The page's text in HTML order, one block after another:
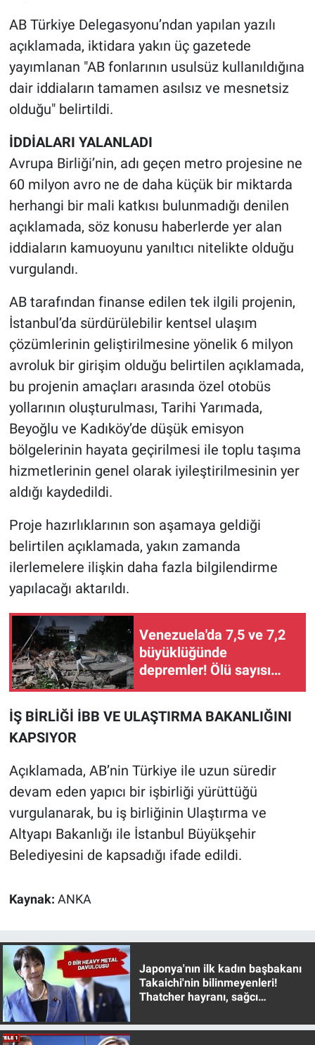
AB Türkiye Delegasyonu’ndan yapılan yazılı
açıklamada, iktidara yakın üç gazetede
yayımlanan "AB fonlarının usulsüz kullanıldığına
dair iddiaların tamamen asılsız ve mesnetsiz
olduğu" belirtildi.
İDDİALARI YALANLADI
Avrupa Birliği’nin, adı geçen metro projesine ne
60 milyon avro ne de daha küçük bir miktarda
herhangi bir mali katkısı bulunmadığı denilen
açıklamada, söz konusu haberlerde yer alan
iddiaların kamuoyunu yanıltıcı nitelikte olduğu
vurgulandı.
AB tarafından finanse edilen tek ilgili projenin,
İstanbul’da sürdürülebilir kentsel ulaşım
çözümlerinin geliştirilmesine yönelik 6 milyon
avroluk bir girişim olduğu belirtilen açıklamada,
bu projenin amaçları arasında özel otobüs
yollarının oluşturulması, Tarihi Yarımada,
Beyoğlu ve Kadıköy’de düşük emisyon
bölgelerinin hayata geçirilmesi ile toplu taşıma
hizmetlerinin genel olarak iyileştirilmesinin yer
aldığı kaydedildi.
Proje hazırlıklarının son aşamaya geldiği
belirtilen açıklamada, yakın zamanda
ilerlemelere ilişkin daha fazla bilgilendirme
yapılacağı aktarıldı.
Venezuela'da 7,5 ve 7,2
büyüklüğünde
depremler! Ölü sayısı
İŞ BİRLİĞİ İBB VE ULAŞTIRMA BAKANLIĞINI
KAPSIYOR
Açıklamada, AB’nin Türkiye ile uzun süredir
devam eden yapıcı bir işbirliği yürüttüğü
vurgulanarak, bu iş birliğinin Ulaştırma ve
Altyapı Bakanlığı ile İstanbul Büyükşehir
Belediyesini de kapsadığı ifade edildi.
Kaynak: ANKA
Japonya'nın ilk kadın başbakanı
Takaichi'nin bilinmeyenleri!
Thatcher hayranı, sağcı
Kültür Sanat
Ne demişti
Nedir
Popüler
Programlar
Sağlık
Spor
Türkiye'nin Geleceği
Türkiye'nin Gündemi
Yerel Gündem
Yerel Yaşam
Canlı Yayın